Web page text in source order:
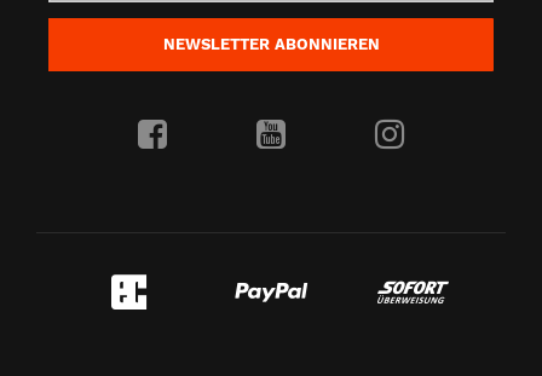
NEWSLETTER ABONNIEREN